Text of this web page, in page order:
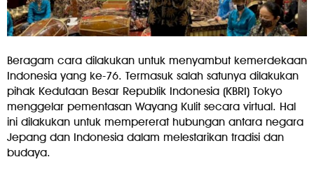
Beragam cara dilakukan untuk menyambut kemerdekaan
Indonesia yang ke-76. Termasuk salah satunya dilakukan
pihak Kedutaan Besar Republik Indonesia (KBRI) Tokyo
menggelar pementasan Wayang Kulit secara virtual. Hal
ini dilakukan untuk mempererat hubungan antara negara
Jepang dan Indonesia dalam melestarikan tradisi dan
budaya.